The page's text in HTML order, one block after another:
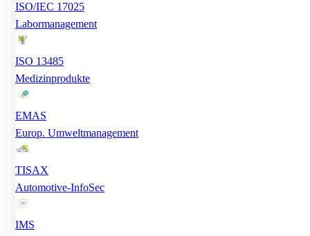
ISO/IEC 17025
Labormanagement
ISO 13485
Medizinprodukte
EMAS
Europ. Umweltmanagement
TISAX
Automotive-InfoSec
IMS